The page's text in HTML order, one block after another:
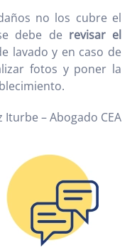
no los cubre el
debe de revisar el
lavado y en caso de
fotos y poner la
– Abogado CEA